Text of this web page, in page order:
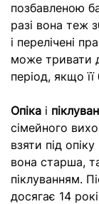
позбавленою
разі вона теж
і перелічені
може тривати
період, якщо
Опіка і
сімейного
взяти під
вона старша,
піклуванням.
досягає 14